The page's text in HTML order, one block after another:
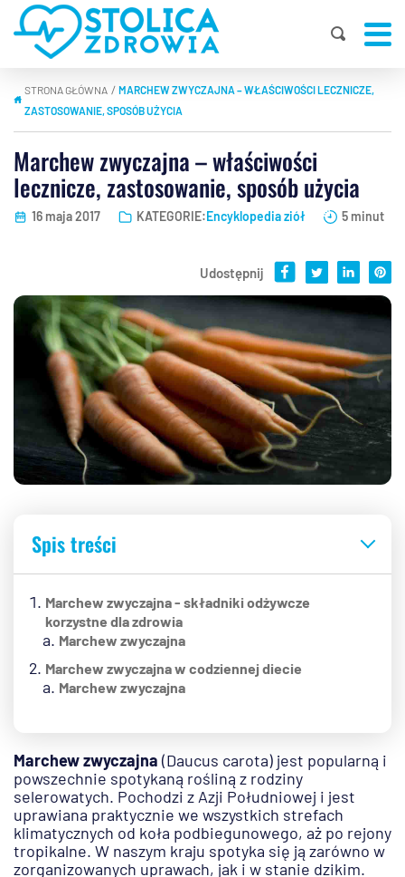
STRONA GŁÓWNA | MARCHEW ZWYCZAJNA – WŁAŚCIWOŚCI LECZNICZE,
ZASTOSOWANIE, SPOSÓB UŻYCIA
Marchew zwyczajna – właściwości
lecznicze, zastosowanie, sposób użycia
16 maja 2017 KATEGORIE:Encyklopedia ziół 5 minut
Udostępnij
Spis treści
Marchew zwyczajna - składniki odżywcze
korzystne dla zdrowia
Marchew zwyczajna
Marchew zwyczajna w codziennej diecie
Marchew zwyczajna
Marchew zwyczajna (Daucus carota) jest popularną i
powszechnie spotykaną rośliną z rodziny
selerowatych. Pochodzi z Azji Południowej i jest
uprawiana praktycznie we wszystkich strefach
klimatycznych od koła podbiegunowego, aż po rejony
tropikalne. W naszym kraju spotyka się ją zarówno w
zorganizowanych uprawach, jak i w stanie dzikim.